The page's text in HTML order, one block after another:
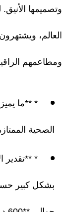
وتصميمها
العالم،
ومطاعمهم
* **ما
الصحية
بشكل كبير حسب